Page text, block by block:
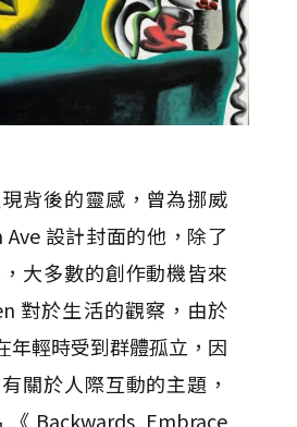
背後的靈感，曾為挪威
設計封面的他，除了
大多數的創作動機皆來
對於生活的觀察，由於
年輕時受到群體孤立，因
關於人際互動的主題，
Backwards Embrace